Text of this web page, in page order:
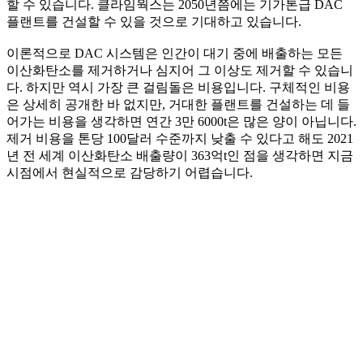
할 수 있습니다. 클라임웍스는 2050년쯤에는 기가톤급 DAC
플랜트를 건설할 수 있을 것으로 기대하고 있습니다.
이론적으로 DAC 시스템은 인간이 대기 중에 배출하는 모든
이산화탄소를 제거하거나 심지어 그 이상도 제거할 수 있습니
다. 하지만 역시 가장 큰 걸림돌은 비용입니다. 구체적인 비용
은 상세히 공개한 바 없지만, 거대한 플랜트를 건설하는 데 들
어가는 비용을 생각하면 연간 3만 6000t은 많은 양이 아닙니다.
제거 비용을 톤당 100달러 수준까지 낮출 수 있다고 해도 2021
년 전 세계 이산화탄소 배출량이 363억t인 점을 생각하면 지금
시점에서 현실적으로 감당하기 어렵습니다.